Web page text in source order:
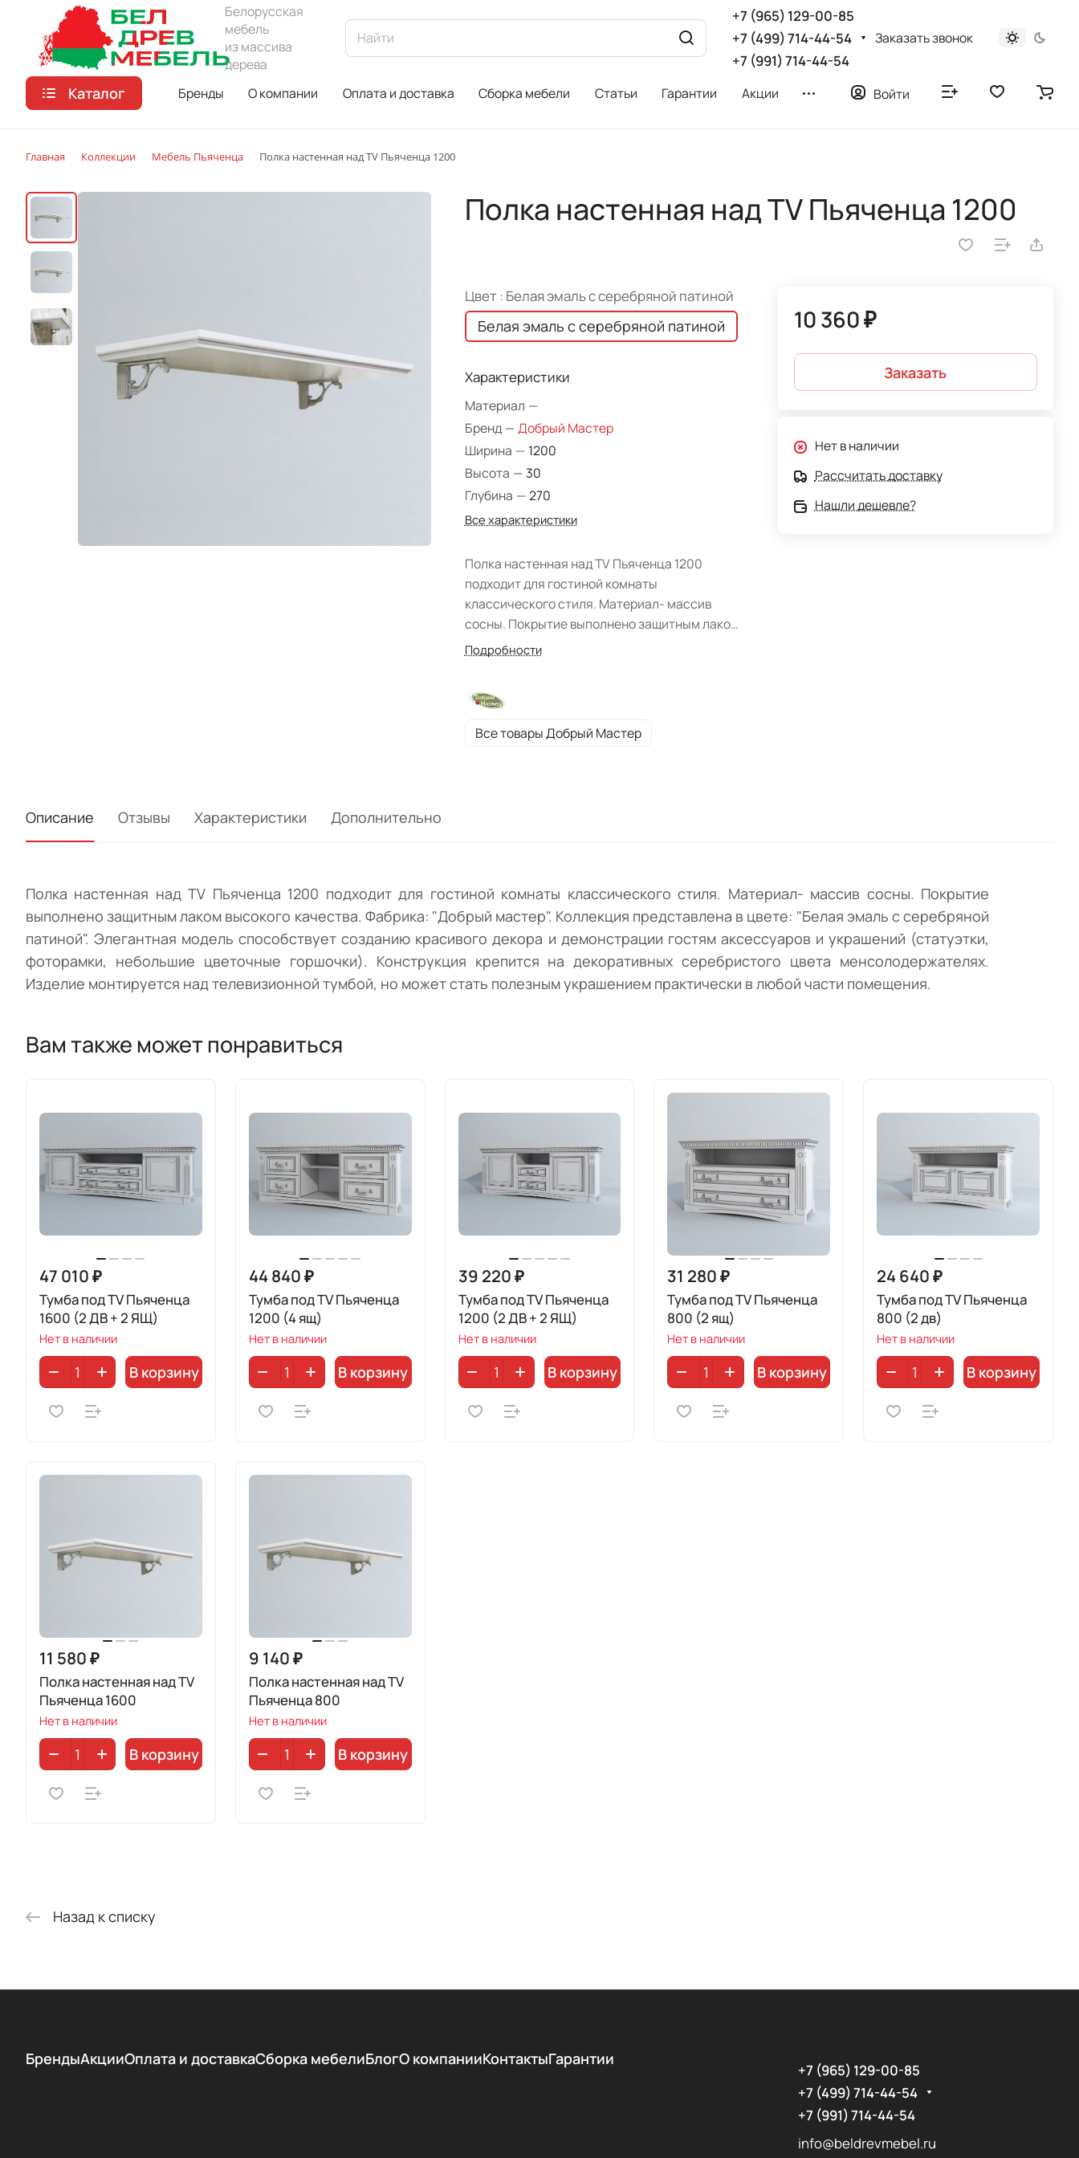
Белорусская
мебель
из массива
дерева
+7 (965) 129-00-85
+7 (499) 714-44-54
+7 (991) 714-44-54
Заказать звонок
Каталог Бренды О компании Оплата и доставка Сборка мебели Статьи Гарантии Акции Войти
Главная Коллекции Мебель Пьяченца Полка настенная над TV Пьяченца 1200
Полка настенная над TV Пьяченца 1200
Цвет : Белая эмаль с серебряной патиной
Белая эмаль с серебряной патиной
Характеристики
Материал —
Бренд —Добрый Мастер
Ширина — 1200
Высота — 30
Глубина —270
Все характеристики
Полка настенная над TV Пьяченца 1200
подходит для гостиной комнаты
классического стиля. Материал- массив
сосны. Покрытие выполнено защитным лаком
высокого качества. Фабрика: "Добрый
Элегантная модель способствует созданию
красивого декора и демонстрации гостям
аксессуаров и украшений (статуэтки,
Подробности
Все товары Добрый Мастер
10 360 ₽
Заказать
Нет в наличии
Рассчитать доставку
Нашли дешевле?
Описание Отзывы Характеристики Дополнительно
Полка настенная над TV Пьяченца 1200 подходит для гостиной комнаты классического стиля. Материал- массив сосны. Покрытие
выполнено защитным лаком высокого качества. Фабрика: "Добрый мастер". Коллекция представлена в цвете: "Белая эмаль с серебряной
патиной". Элегантная модель способствует созданию красивого декора и демонстрации гостям аксессуаров и украшений (статуэтки,
фоторамки, небольшие цветочные горшочки). Конструкция крепится на декоративных серебристого цвета менсолодержателях.
Изделие монтируется над телевизионной тумбой, но может стать полезным украшением практически в любой части помещения.
Вам также может понравиться
47 010 ₽
Тумба под TV Пьяченца
1600 (2 ДВ + 2 ЯЩ)
Нет в наличии
В корзину
44 840 ₽
Тумба под TV Пьяченца
1200 (4 ящ)
Нет в наличии
В корзину
39 220 ₽
Тумба под TV Пьяченца
1200 (2 ДВ + 2 ЯЩ)
Нет в наличии
В корзину
31 280 ₽
Тумба под TV Пьяченца
800 (2 ящ)
Нет в наличии
В корзину
24 640 ₽
Тумба под TV Пьяченца
800 (2 дв)
Нет в наличии
В корзину
11 580 ₽
Полка настенная над TV
Пьяченца 1600
Нет в наличии
В корзину
9 140 ₽
Полка настенная над TV
Пьяченца 800
Нет в наличии
В корзину
Назад к списку
БрендыАкцииОплата и доставкаСборка мебелиБлогО компанииКонтактыГарантии
+7 (965) 129-00-85
+7 (499) 714-44-54
+7 (991) 714-44-54
info@beldrevmebel.ru